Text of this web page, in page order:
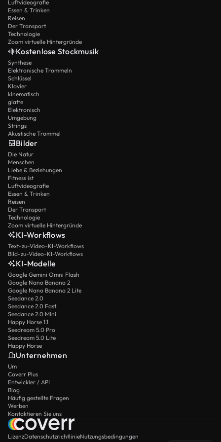
Luftvideografie
Essen & Trinken
Reisen
Der Transport
Technologie
Zoom virtuelle Hintergründe
Kostenlose Stockmusik
Synthese
Elektronische Trommeln
Schlüssel
Klavier
kinematisch
glatte
Elektronisch
Umgebung
Strings
Akustische Trommel
Bilder
Die Natur
Menschen
Liebe & Beziehungen
Fitness ist
Luftvideografie
Essen & Trinken
Reisen
Der Transport
Technologie
Zoom virtuelle Hintergründe
KI-Workflows
Text-zu-Video-KI-Workflows
Bild-zu-Video-KI-Workflows
KI-Modelle
Google Gemini Omni Flash
Google Nano Banana 2
Google Nano Banana 2 Lite
Seedance 2.0
Seedance 2.0 Fast
Seedance 2.0 Mini
Happy Horse 1.1
Seedream 5.0 Pro
Seedream 5.0 Lite
Happy Horse
Unternehmen
Um
Coverr Plus
Entwickler / API
Blog
Häufig gestellte Fragen
Werben
Kontaktieren Sie uns
LizenzDatenschutzrichtlinieNutzungsbedingungen